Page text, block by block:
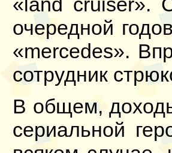
очередной
«mercedes».
сотрудник
В общем,
сериальной